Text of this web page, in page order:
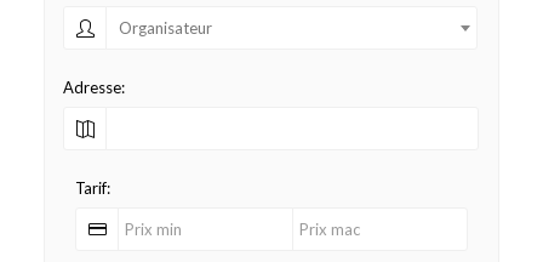
Organisateur
Adresse:
Tarif: